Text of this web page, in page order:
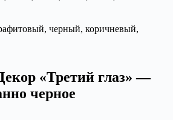
черный, коричневый,
«Третий глаз» —
черное